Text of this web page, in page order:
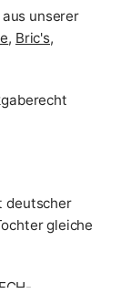
unserer
, Bric's,
deutscher
gleiche